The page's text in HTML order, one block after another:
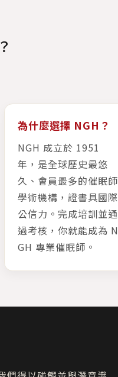
為什麼選擇 NGH？
NGH 成立於 1951
年，是全球歷史最悠
久、會員最多的催眠師
學術機構，證書具國際
公信力。完成培訓並通
過考核，你就能成為 N
GH 專業催眠師。